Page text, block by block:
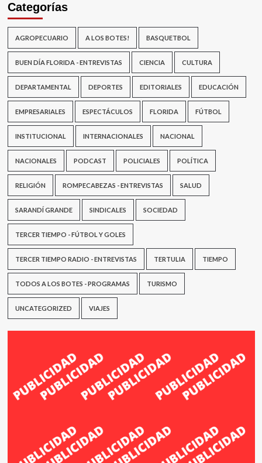
Categorías
AGROPECUARIO A LOS BOTES! BASQUETBOL
BUEN DÍA FLORIDA - ENTREVISTAS CIENCIA CULTURA
DEPARTAMENTAL DEPORTES EDITORIALES EDUCACIÓN
EMPRESARIALES ESPECTÁCULOS FLORIDA FÚTBOL
INSTITUCIONAL INTERNACIONALES NACIONAL
NACIONALES PODCAST POLICIALES POLÍTICA
RELIGIÓN ROMPECABEZAS - ENTREVISTAS SALUD
SARANDÍ GRANDE SINDICALES SOCIEDAD
TERCER TIEMPO - FÚTBOL Y GOLES
TERCER TIEMPO RADIO - ENTREVISTAS TERTULIA TIEMPO
TODOS A LOS BOTES - PROGRAMAS TURISMO
UNCATEGORIZED VIAJES